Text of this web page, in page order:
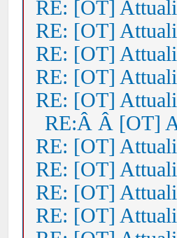
RE: [OT]
RE: [OT]
RE: [OT]
RE: [OT]
RE: [OT]
RE:Â Â [OT]
RE: [OT]
RE: [OT]
RE: [OT]
RE: [OT]